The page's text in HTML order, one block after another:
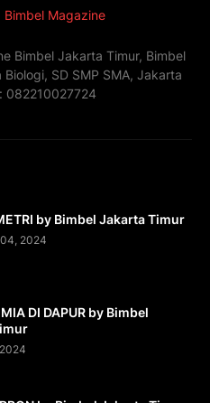
Bimbel Jakarta Timur, Bimbel
SD SMP SMA, Jakarta
082210027724
by Bimbel Jakarta Timur
2024
DI DAPUR by Bimbel